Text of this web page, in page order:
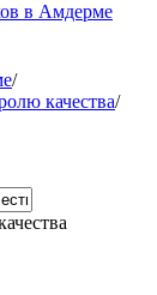
в Амдерме
/
качества/